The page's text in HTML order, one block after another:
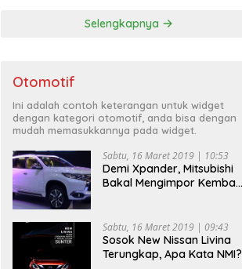
Selengkapnya
Otomotif
Ini adalah contoh keterangan untuk widget
dengan kategori otomotif, anda bisa dengan
mudah memasukkannya pada widget.
Sabtu, 16 Maret 2019 | 10:53
Demi Xpander, Mitsubishi
Bakal Mengimpor Kembali
Sabtu, 16 Maret 2019 | 09:43
Sosok New Nissan Livina
Terungkap, Apa Kata NMI?